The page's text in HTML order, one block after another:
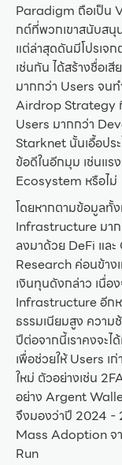
Paradigm ถือเป็น
กต์ที่พวกเขาสนับสนุ
แต่ล่าสุดดันมีโปรเ
เช่นกัน ได้สร้างชื่อเ
มากกว่า Users จน
Airdrop Strategy
Users มากกว่า
Starknet นั้นเอื้อปร
ข้อดีในอีกมุม เช่นแ
Ecosystem หรือไม่
โดยหากตามข้อมูลทั้
Infrastructure มา
ลงมาด้วย DeFi แล
Research ค่อนข้า
เงินทุนดังกล่าว เนื่
Infrastructure อีก
ธรรมเนียมสูง ความ
ปีต่อจากนี้เราคงจะ
เพื่อช่วยให้ Users เ
ใหม่ ตัวอย่างเช่น
อย่าง Argent
จึงมองว่าปี 2024 -
Mass Adoption จ
Run